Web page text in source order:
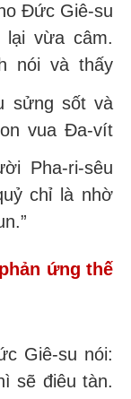
Đức Giê-su
vừa câm.
nói và thấy
sửng sốt và
vua Đa-vít
Pha-ri-sêu
chỉ là nhờ
ứng thế
Giê-su nói:
sẽ điêu tàn.